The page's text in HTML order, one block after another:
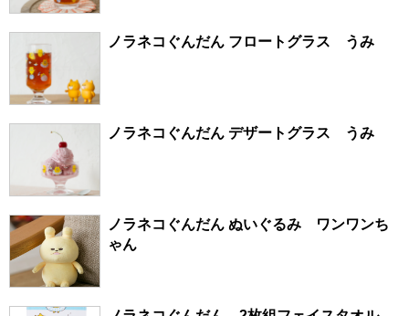
ノラネコぐんだん フロートグラス うみ
ノラネコぐんだん デザートグラス うみ
ノラネコぐんだん ぬいぐるみ ワンワンち
ゃん